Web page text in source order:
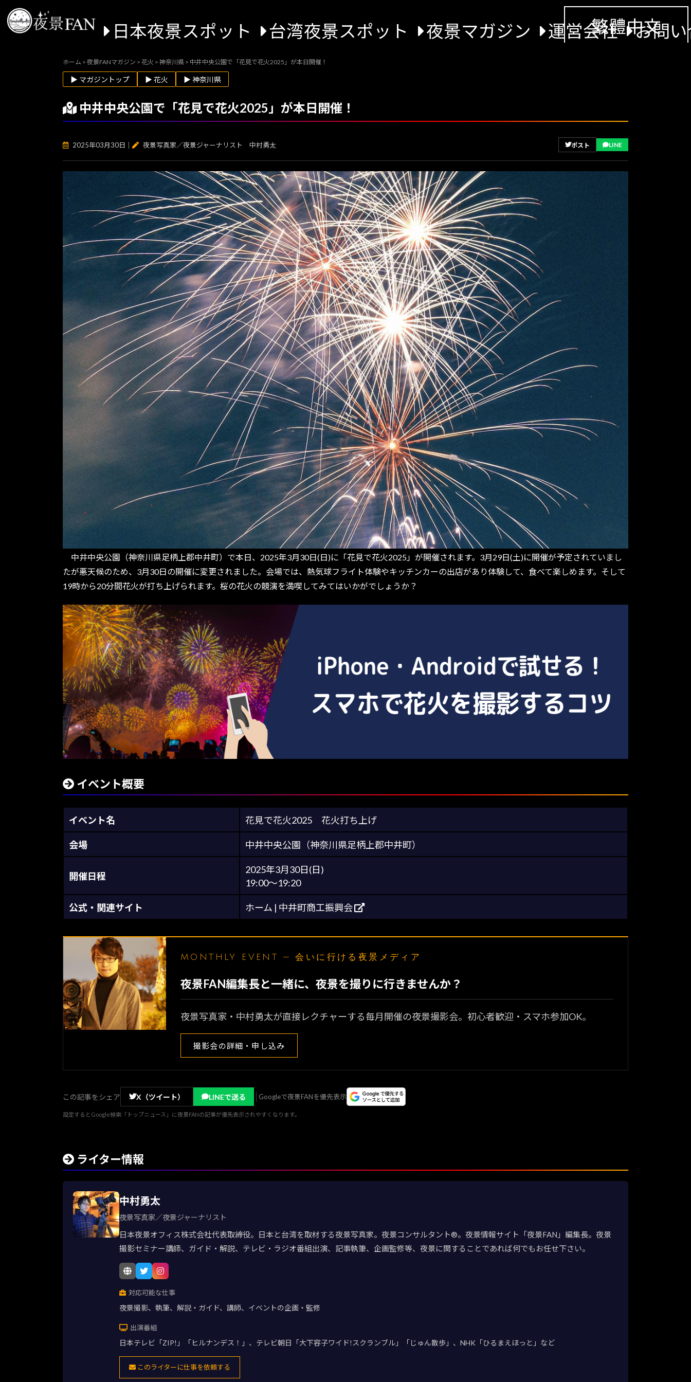
日本夜景スポット 台湾夜景スポット 夜景マガジン 運営会社 お問
繁體中文
ホーム > 夜景FANマガジン > 花火 > 神奈川県 > 中井中央公園で「花見で花火2025」が本日開催！
▶ マガジントップ ▶ 花火 ▶ 神奈川県
中井中央公園で「花見で花火2025」が本日開催！
2025年03月30日 夜景写真家／夜景ジャーナリスト 中村勇太 ポスト LINE
中井中央公園（神奈川県足柄上郡中井町）で本日、2025年3月30日(日)に「花見で花火2025」が開催されます。3月29日(土)に開催が予定されていまし
たが悪天候のため、3月30日の開催に変更されました。会場では、熱気球フライト体験やキッチンカーの出店があり体験して、食べて楽しめます。そして
19時から20分間花火が打ち上げられます。桜の花火の競演を満喫してみてはいかがでしょうか？
イベント概要
イベント名 花見で花火2025 花火打ち上げ
会場 中井中央公園（神奈川県足柄上郡中井町）
開催日程
2025年3月30日(日)
19:00～19:20
公式・関連サイト ホーム | 中井町商工振興会
MONTHLY EVENT — 会いに行ける夜景メディア
夜景FAN編集長と一緒に、夜景を撮りに行きませんか？
夜景写真家・中村勇太が直接レクチャーする毎月開催の夜景撮影会。初心者歓迎・スマホ参加OK。
撮影会の詳細・申し込み
この記事をシェア X（ツイート） LINEで送る Googleで夜景FANを優先表示
設定するとGoogle検索「トップニュース」に夜景FANの記事が優先表示されやすくなります。
ライター情報
中村勇太
夜景写真家／夜景ジャーナリスト
日本夜景オフィス株式会社代表取締役。日本と台湾を取材する夜景写真家。夜景コンサルタント®。夜景情報サイト「夜景FAN」編集長。夜景
撮影セミナー講師、ガイド・解説、テレビ・ラジオ番組出演、記事執筆、企画監修等、夜景に関することであれば何でもお任せ下さい。
対応可能な仕事
夜景撮影、執筆、解説・ガイド、講師、イベントの企画・監修
出演番組
日本テレビ「ZIP!」「ヒルナンデス！」、テレビ朝日「大下容子ワイド!スクランブル」「じゅん散歩」、NHK「ひるまえほっと」など
このライターに仕事を依頼する